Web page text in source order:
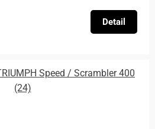
Detail
Speed / Scrambler 400
(24)